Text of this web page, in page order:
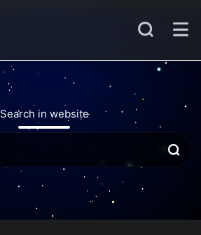
Search in website